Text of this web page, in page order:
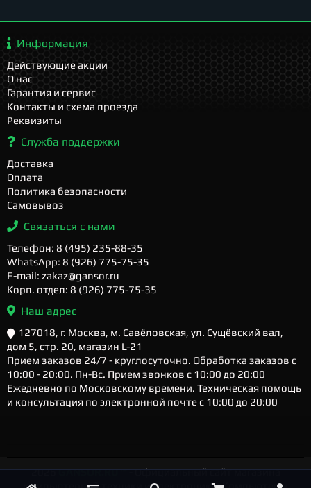
Информация
Действующие акции
О нас
Гарантия и сервис
Контакты и схема проезда
Реквизиты
Служба поддержки
Доставка
Оплата
Политика безопасности
Самовывоз
Связаться с нами
Телефон: 8 (495) 235-88-35
WhatsApp: 8 (926) 775-75-35
E-mail: zakaz@gansor.ru
Корп. отдел: 8 (926) 775-75-35
Наш адрес
127018, г. Москва, м. Савёловская, ул. Сущёвский вал,
дом 5, стр. 20, магазин L-21
Прием заказов 24/7 - круглосуточно. Обработка заказов с
10:00 - 20:00. Пн-Вс. Прием звонков с 10:00 до 20:00
Ежедневно по Московскому времени. Техническая помощь
и консультация по электронной почте с 10:00 до 20:00
2026GANSOR.RU ™- Официальный сайт магазина
компьютерной техники и электроники. Компьютеры